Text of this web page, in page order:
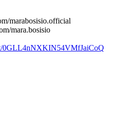
marabosisio.official
mara.bosisio
0GLL4nNXKIN54VMfJaiCoQ